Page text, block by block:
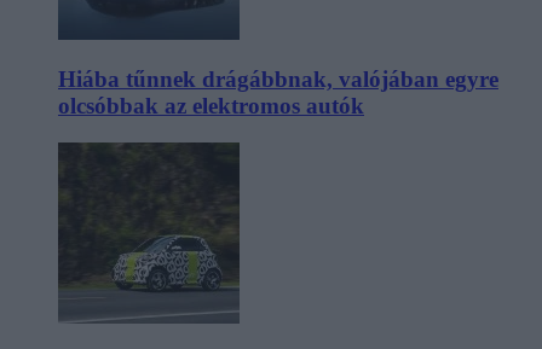
Hiába tűnnek drágábbnak, valójában egyre
olcsóbbak az elektromos autók